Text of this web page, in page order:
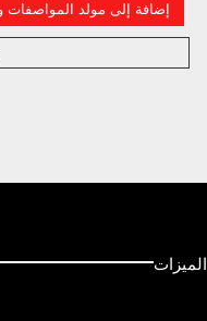
إضافة إلى مولد المواصفات
الميزات